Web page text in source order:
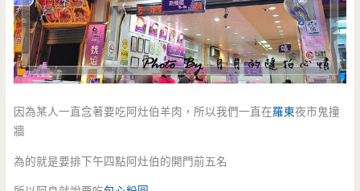
因為某人一直念著要吃阿灶伯羊肉，所以我們一直在羅東夜市鬼撞
牆
為的就是要排下午四點阿灶伯的開門前五名